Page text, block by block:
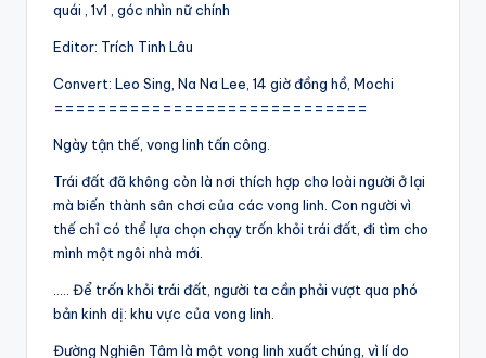
quái , 1v1 , góc nhìn nữ chính
Editor: Trích Tinh Lâu
Convert: Leo Sing, Na Na Lee, 14 giờ đồng hồ, Mochi
=============================
Ngày tận thế, vong linh tấn công.
Trái đất đã không còn là nơi thích hợp cho loài người ở lại
mà biến thành sân chơi của các vong linh. Con người vì
thế chỉ có thể lựa chọn chạy trốn khỏi trái đất, đi tìm cho
mình một ngôi nhà mới.
….. Để trốn khỏi trái đất, người ta cần phải vượt qua phó
bản kinh dị: khu vực của vong linh.
Đường Nghiên Tâm là một vong linh xuất chúng, vì lí do